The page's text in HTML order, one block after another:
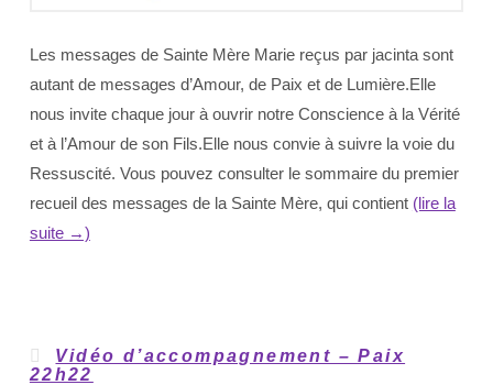
Les messages de Sainte Mère Marie reçus par jacinta sont
autant de messages d’Amour, de Paix et de Lumière.Elle
nous invite chaque jour à ouvrir notre Conscience à la Vérité
et à l’Amour de son Fils.Elle nous convie à suivre la voie du
Ressuscité. Vous pouvez consulter le sommaire du premier
recueil des messages de la Sainte Mère, qui contient (lire la
suite →)
Vidéo d’accompagnement – Paix
22h22